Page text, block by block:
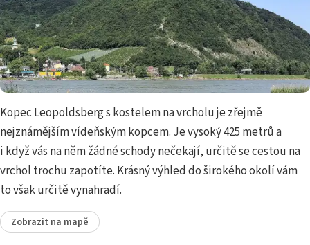
Kopec Leopoldsberg s kostelem na vrcholu je zřejmě
nejznámějším vídeňským kopcem. Je vysoký 425 metrů a
i když vás na něm žádné schody nečekají, určitě se cestou na
vrchol trochu zapotíte. Krásný výhled do širokého okolí vám
to však určitě vynahradí.
Zobrazit na mapě